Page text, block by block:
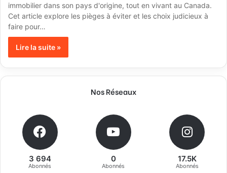
immobilier dans son pays d'origine, tout en vivant au Canada.
Cet article explore les pièges à éviter et les choix judicieux à
faire pour…
Lire la suite »
Nos Réseaux
3 694
Abonnés
0
Abonnés
17.5K
Abonnés